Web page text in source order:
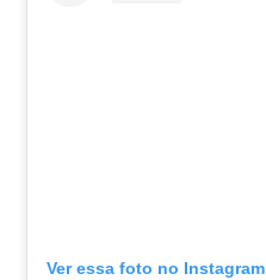
Ver essa foto no Instagram